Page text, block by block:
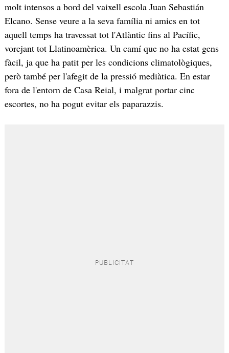
molt intensos a bord del vaixell escola Juan Sebastián
Elcano. Sense veure a la seva família ni amics en tot
aquell temps ha travessat tot l'Atlàntic fins al Pacífic,
vorejant tot Llatinoamèrica. Un camí que no ha estat gens
fàcil, ja que ha patit per les condicions climatològiques,
però també per l'afegit de la pressió mediàtica. En estar
fora de l'entorn de Casa Reial, i malgrat portar cinc
escortes, no ha pogut evitar els paparazzis.